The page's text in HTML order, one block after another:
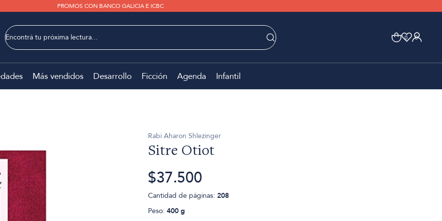
PROMOS CON BANCO GALICIA E ICBC
0 0
Más vendidos Desarrollo Ficción Agenda Infantil
Rabi Aharon Shlezinger
Sitre Otiot
$37.500
Cantidad de páginas: 208
Peso: 400 g